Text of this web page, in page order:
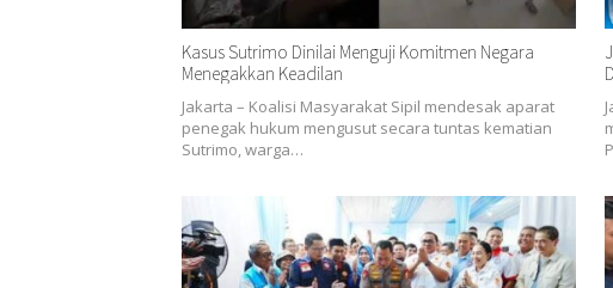
Kasus Sutrimo Dinilai Menguji Komitmen Negara
Menegakkan Keadilan
Jakarta – Koalisi Masyarakat Sipil mendesak aparat
penegak hukum mengusut secara tuntas kematian
Sutrimo, warga…